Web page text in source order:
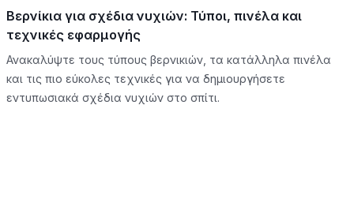
Βερνίκια για σχέδια νυχιών: Τύποι, πινέλα και
τεχνικές εφαρμογής
Ανακαλύψτε τους τύπους βερνικιών, τα κατάλληλα πινέλα
και τις πιο εύκολες τεχνικές για να δημιουργήσετε
εντυπωσιακά σχέδια νυχιών στο σπίτι.